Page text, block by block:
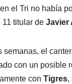
el Tri no había
11 titular de Javier
semanas, el
con un posible
con Tigres,